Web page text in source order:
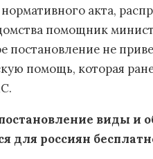
акта,
помощник
постановление не
помощь, которая
виды
для россиян